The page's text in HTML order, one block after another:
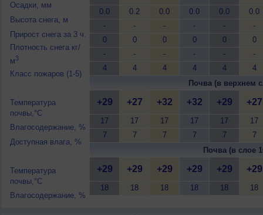
Осадки, мм
Высота снега, м
Прирост снега за 3 ч.
Плотность снега кг/
м3
Класс пожаров (1-5)
Температура
почвы,°C
Влагосодержание, %
Доступная влага, %
Температура
почвы,°C
Влагосодержание, %
0.0
-
0
-
4
0.2
-
0
-
4
0.0
-
0
-
4
0.0
-
0
-
4
0.0
-
0
-
4
0.0
-
0
-
4
Почва (в верхнем
+29
17
7
+27
17
7
+32
17
7
+32
17
7
+29
17
7
+27
17
7
Почва (в слое
+29
18
+29
18
+29
18
+29
18
+29
18
+29
18